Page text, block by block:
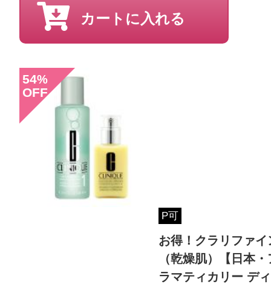
CT会員様は、
マイページの「購
らクチコミ投稿すると1 商品に
カートに入れる
54%
OFF
P可
お得！クラリファ
（乾燥肌）【日本
ラマティカリー デ